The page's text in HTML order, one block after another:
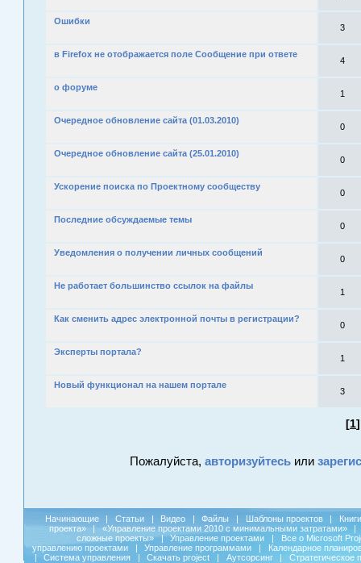
Ошибки
3
в Firefox не отображается поле Сообщение при ответе
4
о форуме
1
Очередное обновление сайта (01.03.2010)
0
Очередное обновление сайта (25.01.2010)
0
Ускорение поиска по Проектному сообществу
0
Последние обсуждаемые темы
0
Уведомления о получении личных сообщений
0
Не работает большинство ссылок на файлы
1
Как сменить адрес электронной почты в регистрации?
0
Эксперты портала?
1
Новый функционал на нашем портале
3
[1]
Пожалуйста, авторизуйтесьили
Начинающие | Статьи | Видео | Файлы | Шаблоны проектов |
Книги
проекта»
| «Управление проектами 2010 с минимальными затратами»
|
сложные проекты»
| Управление проектами |
Все о Microsoft
управлению проектами
| Управление программами |
Календарное
|
Система управления | Скачать project | Аутсорсинг |
Стратегическое